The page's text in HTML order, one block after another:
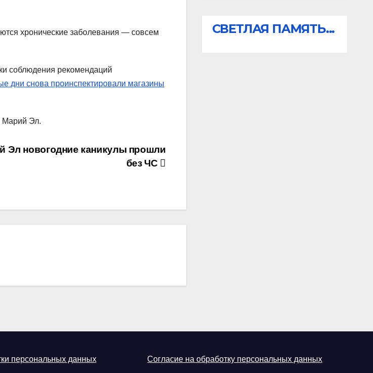
хронические заболевания — совсем
соблюдения рекомендаций
дни снова проинспектировали магазины
Марий Эл.
Эл новогодние каникулы прошли
без ЧС
СВЕТЛАЯ ПАМЯТЬ...
персональных данных Согласие на обработку персональных данных